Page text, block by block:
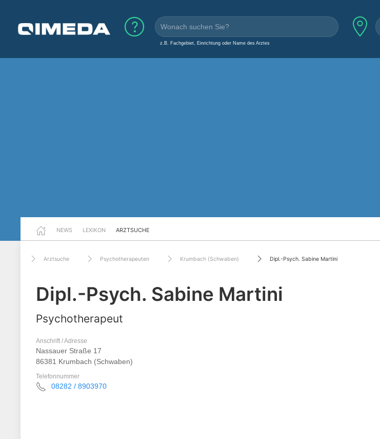
z.B. Fachgebiet, Einrichtung oder Name des Arztes
NEWS LEXIKON ARZTSUCHE
Arztsuche Psychotherapeuten Krumbach (Schwaben) Dipl.-Psych. Sabine Martini
Dipl.-Psych. Sabine Martini
Psychotherapeut
Anschrift / Adresse
Nassauer Straße 17
86381 Krumbach (Schwaben)
Telefonnummer
08282 / 8903970